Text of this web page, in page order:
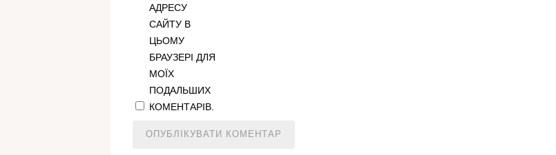
АДРЕСУ
САЙТУ В
ЦЬОМУ
БРАУЗЕРІ ДЛЯ
МОЇХ
ПОДАЛЬШИХ
КОМЕНТАРІВ.